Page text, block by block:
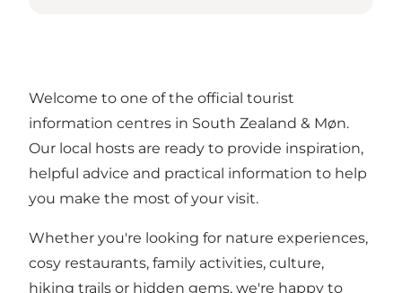
Welcome to one of the official tourist
information centres in South Zealand & Møn.
Our local hosts are ready to provide inspiration,
helpful advice and practical information to help
you make the most of your visit.
Whether you're looking for nature experiences,
cosy restaurants, family activities, culture,
hiking trails or hidden gems, we're happy to